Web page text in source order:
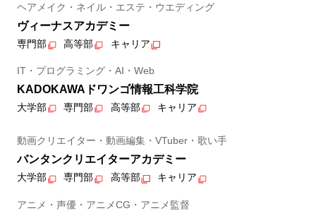
ヘアメイク・ネイル・エステ・ウエディング
ヴィーナスアカデミー
専門部 高等部 キャリア
IT・プログラミング・AI・Web
KADOKAWAドワンゴ情報工科学院
大学部 専門部 高等部 キャリア
動画クリエイター・動画編集・VTuber・歌い手
バンタンクリエイターアカデミー
大学部 専門部 高等部 キャリア
アニメ・声優・アニメCG・アニメ監督